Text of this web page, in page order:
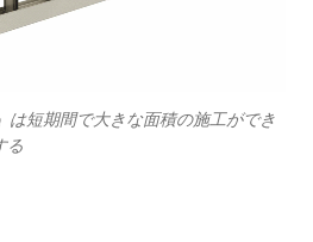
は短期間で大きな面積の施工ができ
る